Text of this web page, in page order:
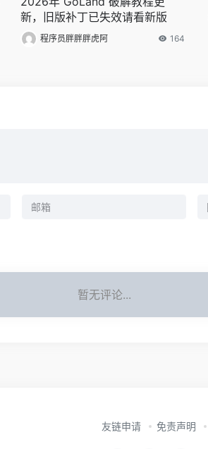
新，旧版补丁已失效请看新版
程序员胖胖胖虎阿 164
暂无评论...
友链申请 免责声明